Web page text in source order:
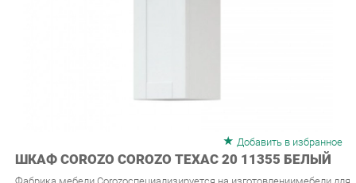
ШКАФ COROZO COROZO ТЕХАС 20 11355 БЕЛЫЙ
Фабрика мебели Corozoспециализируется на изготовлениимебели для